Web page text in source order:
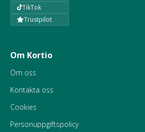
TikTok
Trustpilot
Om Kortio
Om oss
Kontakta oss
Cookies
Personuppgiftspolicy